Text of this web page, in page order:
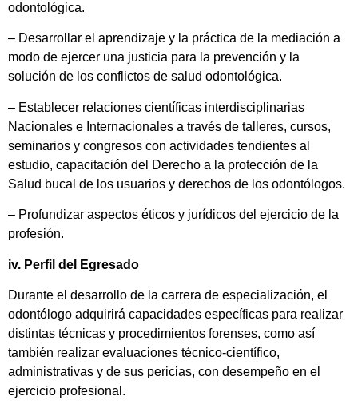
odontológica.
– Desarrollar el aprendizaje y la práctica de la mediación a
modo de ejercer una justicia para la prevención y la
solución de los conflictos de salud odontológica.
– Establecer relaciones científicas interdisciplinarias
Nacionales e Internacionales a través de talleres, cursos,
seminarios y congresos con actividades tendientes al
estudio, capacitación del Derecho a la protección de la
Salud bucal de los usuarios y derechos de los odontólogos.
– Profundizar aspectos éticos y jurídicos del ejercicio de la
profesión.
iv. Perfil del Egresado
Durante el desarrollo de la carrera de especialización, el
odontólogo adquirirá capacidades específicas para realizar
distintas técnicas y procedimientos forenses, como así
también realizar evaluaciones técnico-científico,
administrativas y de sus pericias, con desempeño en el
ejercicio profesional.